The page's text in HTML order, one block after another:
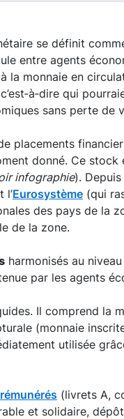
se définit
entre agents
la monnaie en
qui
sans perte de
placements
donné. Ce stock
infographie). Depuis
l’Eurosystème (qui
des pays de la
de la zone.
harmonisés au
par les agents
Il comprend la
(monnaie
utilisée
(livrets A,
et solidaire,